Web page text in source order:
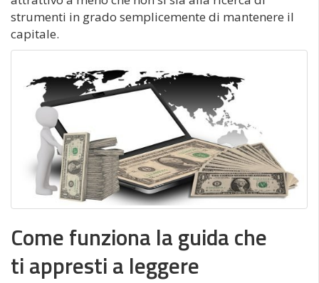
strumenti in grado semplicemente di mantenere il
capitale.
Come funziona la guida che
ti appresti a leggere